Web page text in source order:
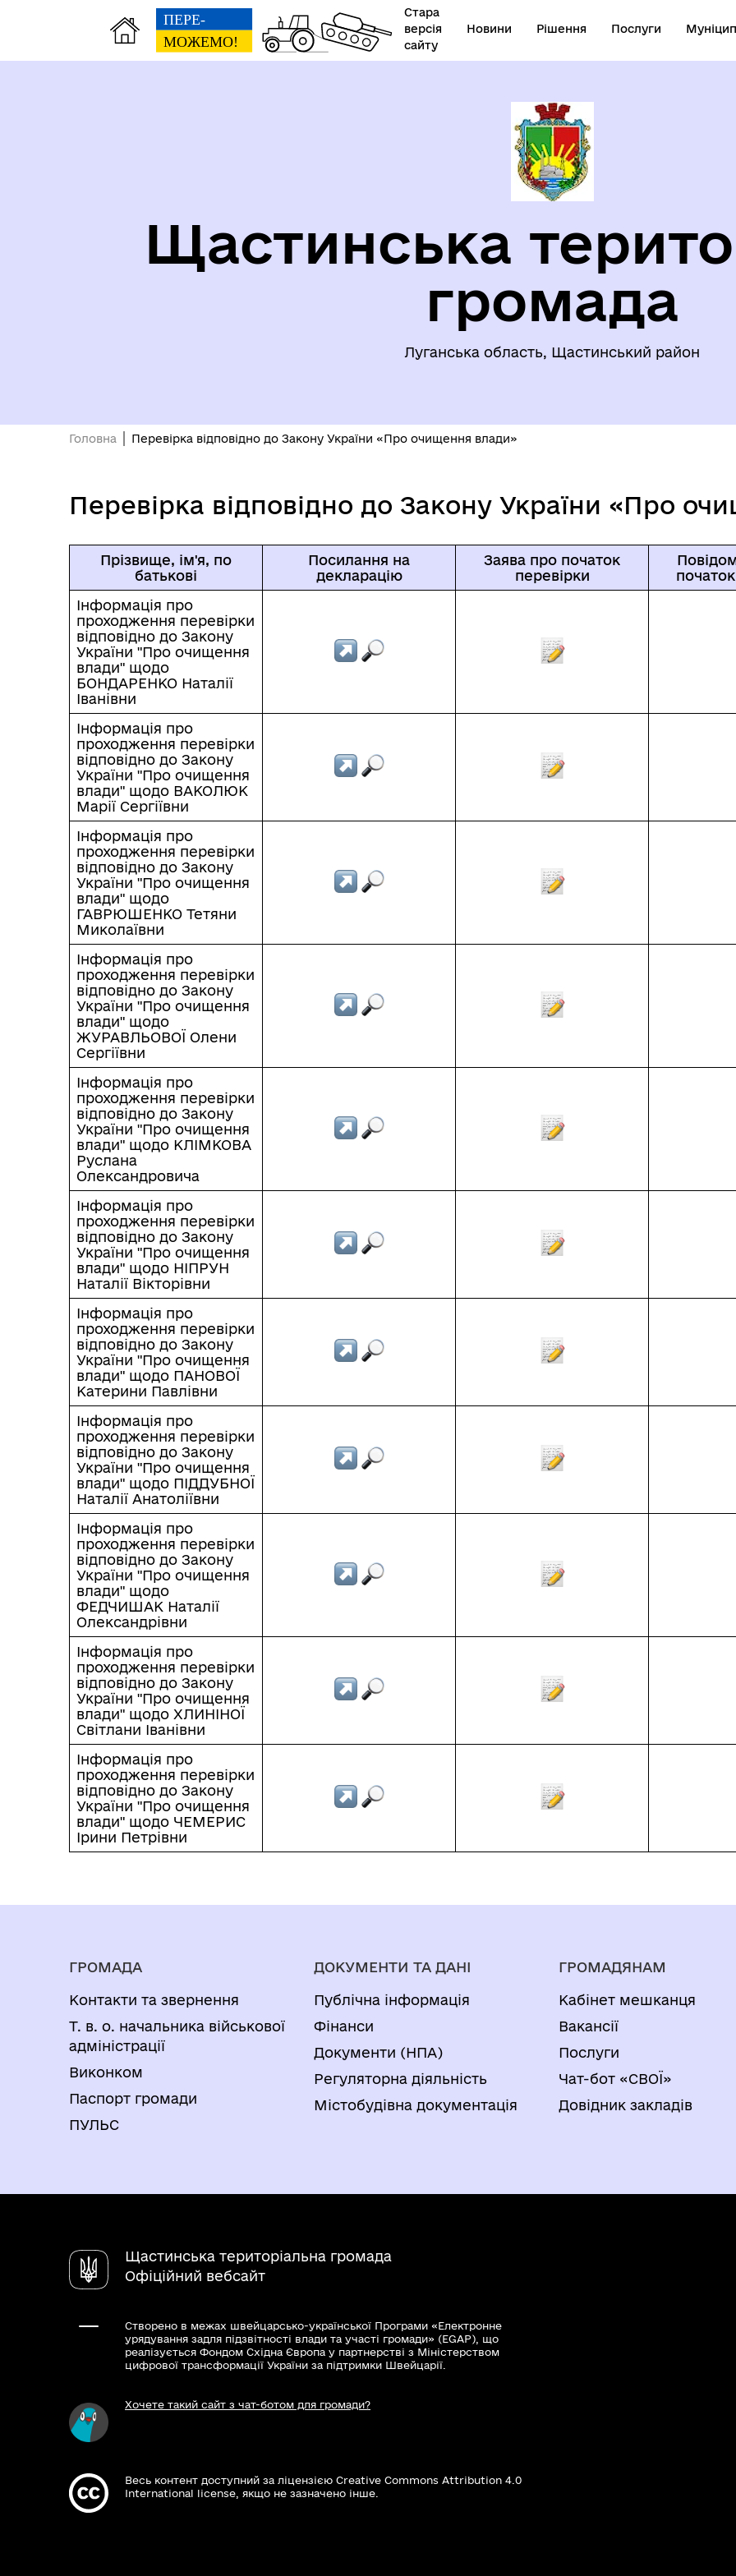
Стара
версія
сайту
Новини Рішення Послуги
ОЧИЩЕННЯ ВЛАДИ
КОНСУЛЬТАЦІЇ З
ГРОМАДСЬКІСТЮ
РОБОЧА ГРУПА З
ГРОМАДСЬКОЇ БЕЗПЕКИ ТА
ЗАПОБІГАННЯ ТА
НАСИЛЬСТВУ
БЕЗБАР`ЄРНІСТЬ
Щастинська
громада
Луганська область, Щастинський район
Головна Перевірка відповідно до Закону України «Про очищення влади»
Перевірка відповідно до Закону України «Про
Прізвище, ім'я, по
батькові
Посилання на
декларацію
Заява про початок
перевірки
Інформація про
проходження перевірки
відповідно до Закону
України "Про очищення
влади" щодо
БОНДАРЕНКО Наталії
Іванівни
Інформація про
проходження перевірки
відповідно до Закону
України "Про очищення
влади" щодо ВАКОЛЮК
Марії Сергіївни
Інформація про
проходження перевірки
відповідно до Закону
України "Про очищення
влади" щодо
ГАВРЮШЕНКО Тетяни
Миколаївни
Інформація про
проходження перевірки
відповідно до Закону
України "Про очищення
влади" щодо
ЖУРАВЛЬОВОЇ Олени
Сергіївни
Інформація про
проходження перевірки
відповідно до Закону
України "Про очищення
влади" щодо КЛІМКОВА
Руслана
Олександровича
Інформація про
проходження перевірки
відповідно до Закону
України "Про очищення
влади" щодо НІПРУН
Наталії Вікторівни
Інформація про
проходження перевірки
відповідно до Закону
України "Про очищення
влади" щодо ПАНОВОЇ
Катерини Павлівни
Інформація про
проходження перевірки
відповідно до Закону
України "Про очищення
влади" щодо ПІДДУБНОЇ
Наталії Анатоліївни
Інформація про
проходження перевірки
відповідно до Закону
України "Про очищення
влади" щодо
ФЕДЧИШАК Наталії
Олександрівни
Інформація про
проходження перевірки
відповідно до Закону
України "Про очищення
влади" щодо ХЛИНІНОЇ
Світлани Іванівни
Інформація про
проходження перевірки
відповідно до Закону
України "Про очищення
влади" щодо ЧЕМЕРИС
Ірини Петрівни
ГРОМАДА
Контакти та звернення
Т. в. о. начальника військової
адміністрації
Виконком
Паспорт громади
ПУЛЬС
ДОКУМЕНТИ ТА ДАНІ
Публічна інформація
Фінанси
Документи (НПА)
Регуляторна діяльність
Містобудівна документація
ГРОМАДЯНАМ
Кабінет мешканця
Вакансії
Послуги
Чат-бот «СВОЇ»
Довідник закладів
Щастинська територіальна громада
Офіційний вебсайт
Створено в межах швейцарсько-української Програми «Електронне
урядування задля підзвітності влади та участі громади» (EGAP), що
реалізується Фондом Східна Європа у партнерстві з Міністерством
цифрової трансформації України за підтримки Швейцарії.
Хочете такий сайт з чат-ботом для громади?
Весь контент доступний за ліцензією Creative Commons Attribution 4.0
International license, якщо не зазначено інше.